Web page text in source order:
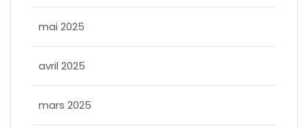
mai 2025
avril 2025
mars 2025